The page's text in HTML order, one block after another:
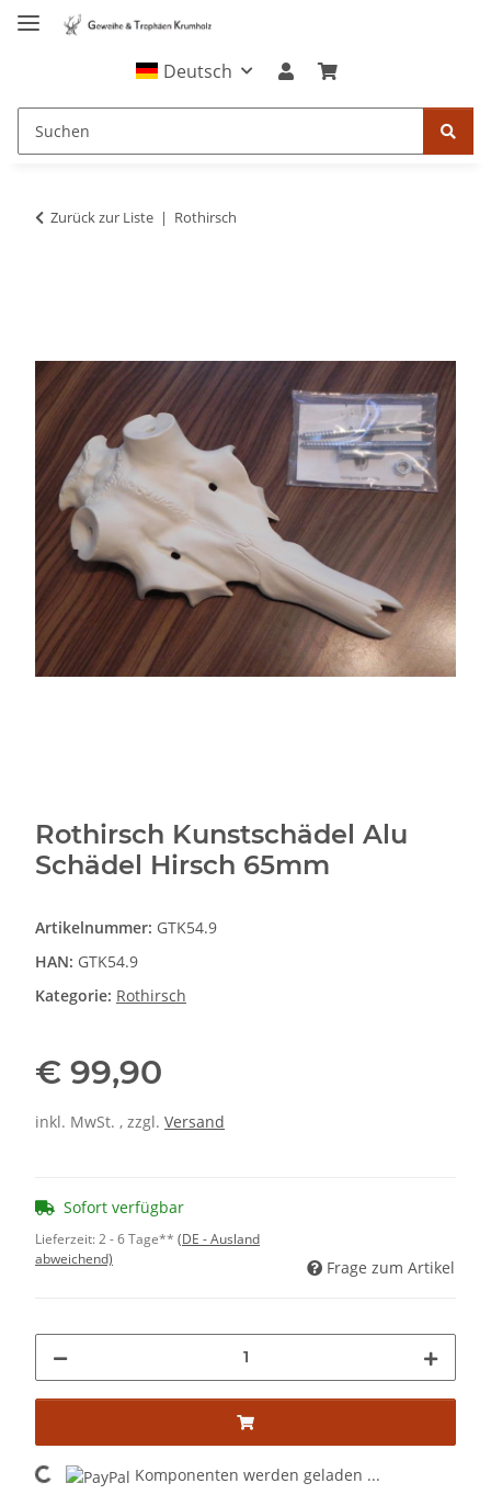
Deutsch
Zurück zur Liste Rothirsch
Rothirsch Kunstschädel Alu
Schädel Hirsch 65mm
Artikelnummer: GTK54.9
HAN: GTK54.9
Kategorie: Rothirsch
€ 99,90
inkl. MwSt. , zzgl. Versand
Sofort verfügbar
Lieferzeit:2 - 6 Tage** (DE - Ausland
abweichend)
Frage zum Artikel
Komponenten werden geladen ...